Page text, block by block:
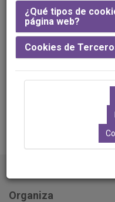
¿Qué tipos de
página web?
Cookies de
Organiza